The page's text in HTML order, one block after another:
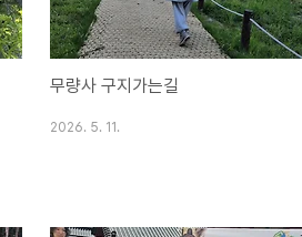
무량사 구지가는길
2026. 5. 11.